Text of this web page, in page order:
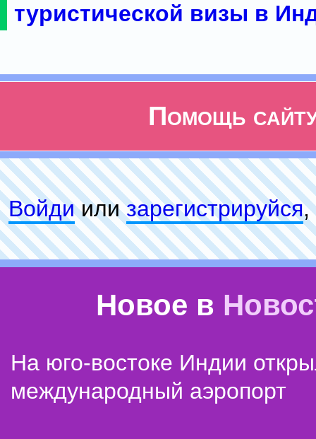
туристической визы в
Помощь
Войдиилизарeгиcтpируйся,
Новое в
На юго-востоке Индии
международный аэропорт